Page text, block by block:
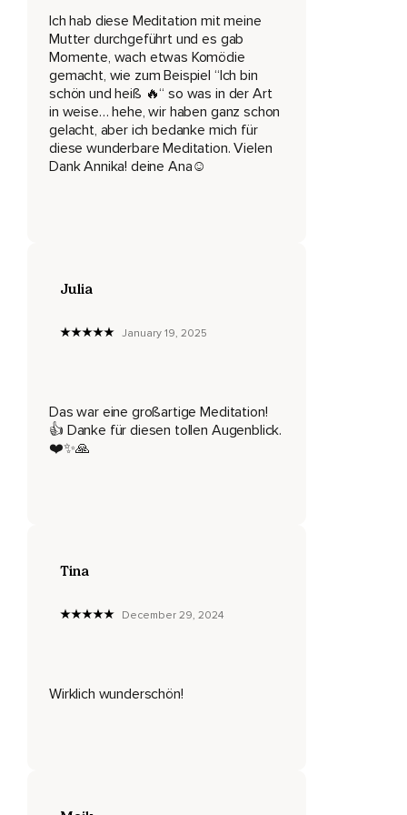
Ich bin friedvoll,
Ich bin der Schöpfer meines Lebens,
Ich bin authentisch,
Ich bin bereit,
Liebe zu empfangen,
Ich bin genau richtig,
Ich bin kraftvoll,
Ich bin lebendig,
Ich bin umgeben von Fülle,
Ich bin erfolgreich,
Ich hab diese Meditation mit meine
Mutter durchgeführt und es gab
Momente, wach etwas Komödie
gemacht, wie zum Beispiel “Ich bin
schön und heiß 🔥“ so was in der Art
in weise… hehe, wir haben ganz schon
gelacht, aber ich bedanke mich für
diese wunderbare Meditation. Vielen
Dank Annika! deine Ana☺️
Julia
January 19, 2025
Das war eine großartige Meditation!
👍 Danke für diesen tollen Augenblick.
❤️✨🙏
Tina
December 29, 2024
Wirklich wunderschön!